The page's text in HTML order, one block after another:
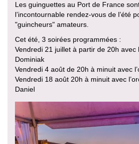
Les guinguettes au Port de France
l’incontournable rendez-vous de l’été
"guincheurs" amateurs.
Cet été, 3 soirées programmées :
Vendredi 21 juillet à partir de 20h avec
Dominiak
Vendredi 4 août de 20h à minuit avec
Vendredi 18 août 20h à minuit avec
Daniel